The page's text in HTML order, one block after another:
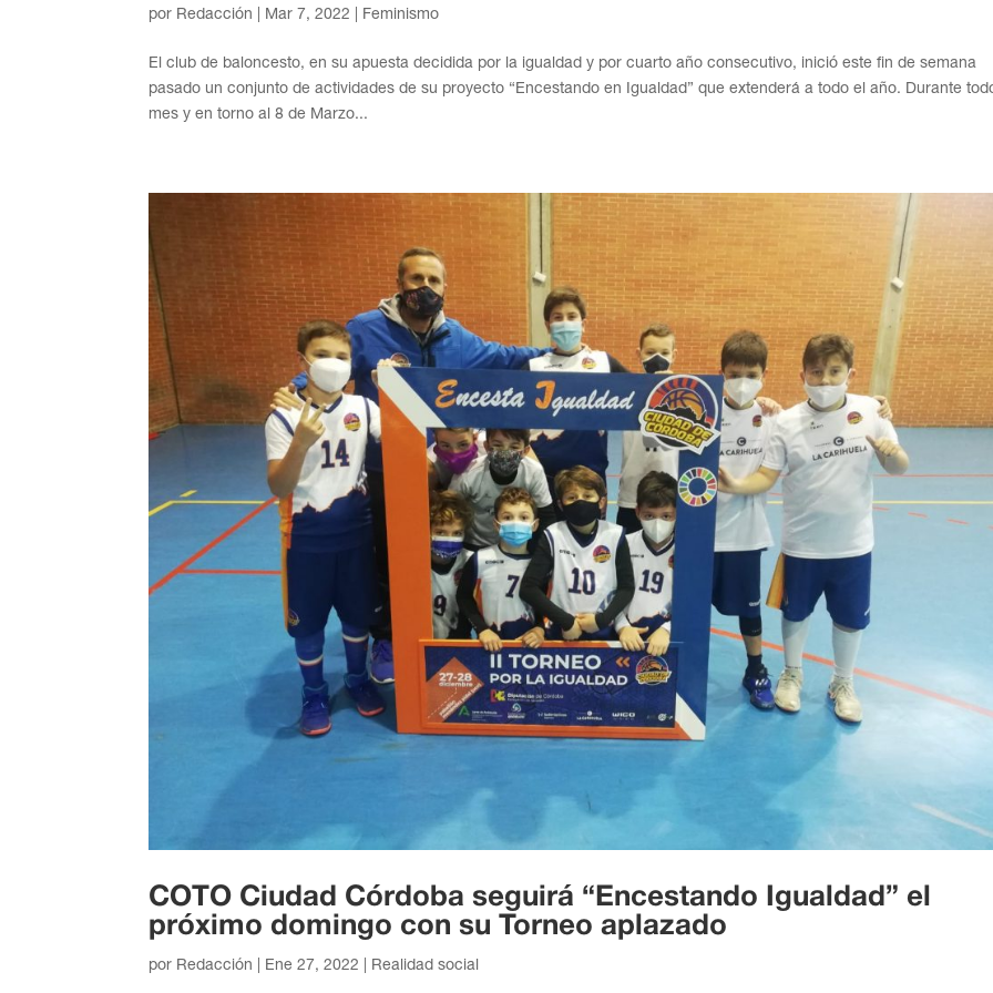
por Redacción Mar 7, 2022 Feminismo
El club de baloncesto, en su apuesta decidida por la igualdad y por cuarto año consecutivo, inició este fin de semana
pasado un conjunto de actividades de su proyecto “Encestando en Igualdad” que extenderá a todo el año. Durante
mes y en torno al 8 de Marzo...
COTO Ciudad Córdoba seguirá “Encestando Igualdad” el
próximo domingo con su Torneo aplazado
por Redacción Ene 27, 2022 Realidad social